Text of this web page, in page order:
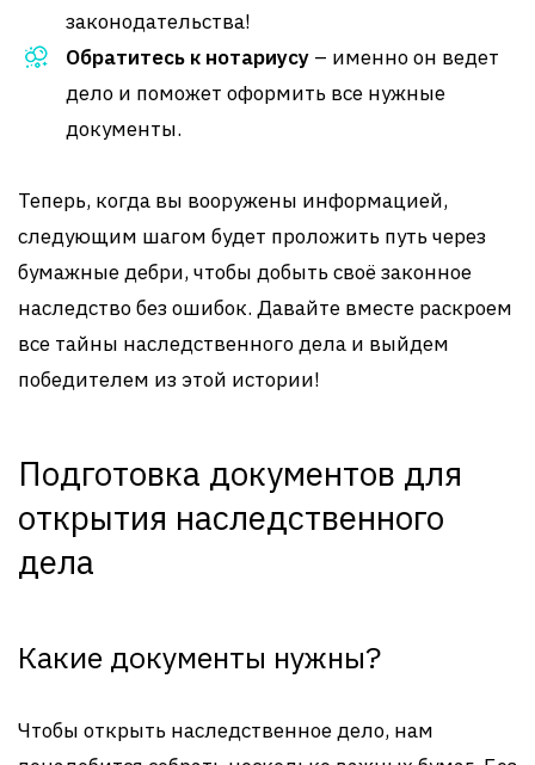
законодательства!
Обратитесь к нотариусу – именно он ведет
дело и поможет оформить все нужные
документы.
Теперь, когда вы вооружены информацией,
следующим шагом будет проложить путь через
бумажные дебри, чтобы добыть своё законное
наследство без ошибок. Давайте вместе раскроем
все тайны наследственного дела и выйдем
победителем из этой истории!
Подготовка документов для
открытия наследственного
дела
Какие документы нужны?
Чтобы открыть наследственное дело, нам